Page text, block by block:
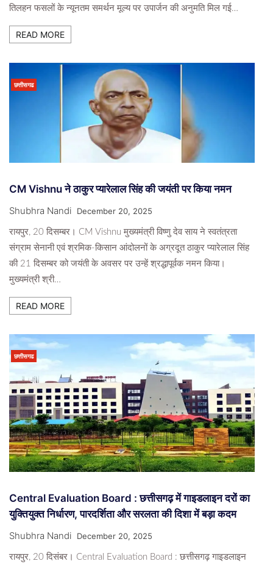
तिलहन फसलों के न्यूनतम समर्थन मूल्य पर उपार्जन की अनुमति मिल गई…
READ MORE
छत्तीसगढ
CM Vishnu ने ठाकुर प्यारेलाल सिंह की जयंती पर किया नमन
Shubhra Nandi December 20, 2025
रायपुर, 20 दिसम्बर। CM Vishnu मुख्यमंत्री विष्णु देव साय ने स्वतंत्रता
संग्राम सेनानी एवं श्रमिक-किसान आंदोलनों के अग्रदूत ठाकुर प्यारेलाल सिंह
की 21 दिसम्बर को जयंती के अवसर पर उन्हें श्रद्धापूर्वक नमन किया।
मुख्यमंत्री श्री…
READ MORE
छत्तीसगढ
Central Evaluation Board : छत्तीसगढ़ में गाइडलाइन दरों का
युक्तियुक्त निर्धारण, पारदर्शिता और सरलता की दिशा में बड़ा कदम
Shubhra Nandi December 20, 2025
रायपुर, 20 दिसंबर। Central Evaluation Board : छत्तीसगढ़ गाइडलाइन